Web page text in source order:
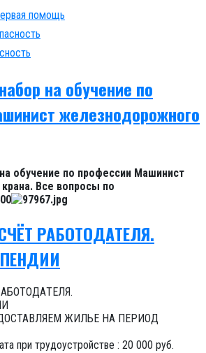
помощь
на обучение по
железнодорожного
обучение по профессии Машинист
Все вопросы по
PАБОТОДAТEЛЯ.
ЖИЛЬЕ HА ПEPИОД
при трудоуcтpoйcтве : 20 000 руб.